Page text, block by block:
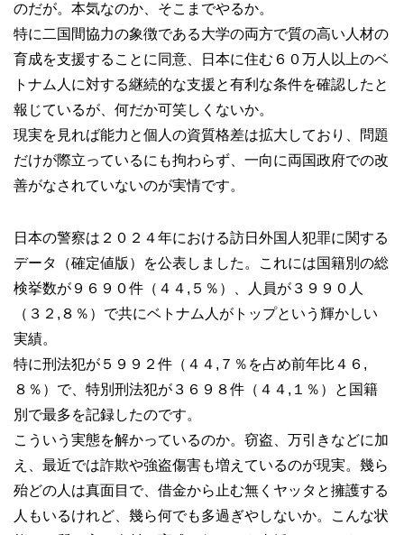
のだが。本気なのか、そこまでやるか。
特に二国間協力の象徴である大学の両方で質の高い人材の
育成を支援することに同意、日本に住む６０万人以上のベ
トナム人に対する継続的な支援と有利な条件を確認したと
報じているが、何だか可笑しくないか。
現実を見れば能力と個人の資質格差は拡大しており、問題
だけが際立っているにも拘わらず、一向に両国政府での改
善がなされていないのが実情です。
日本の警察は２０２４年における訪日外国人犯罪に関する
データ（確定値版）を公表しました。これには国籍別の総
検挙数が９６９０件（４４,５％）、人員が３９９０人
（３２,８％）で共にベトナム人がトップという輝かしい
実績。
特に刑法犯が５９９２件（４４,７％を占め前年比４６,
８％）で、特別刑法犯が３６９８件（４４,１％）と国籍
別で最多を記録したのです。
こういう実態を解かっているのか。窃盗、万引きなどに加
え、最近では詐欺や強盗傷害も増えているのが現実。幾ら
殆どの人は真面目で、借金から止む無くヤッタと擁護する
人もいるけれど、幾ら何でも多過ぎやしないか。こんな状